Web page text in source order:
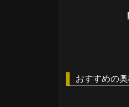
おすすめの